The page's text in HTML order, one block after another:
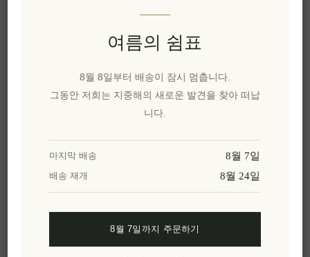
즈 무화과 & 레몬 V4Vita
EL1605
1 lt 당 ₩42,466과 같습니
여름의 쉼표
8월 8일부터 배송이 잠시 멈춥니다.
그동안 저희는 지중해의 새로운 발견을 찾아 떠납
니다.
마지막 배송 8월 7일
배송 재개 8월 24일
8월 7일까지 주문하기